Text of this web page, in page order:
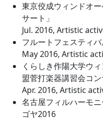
東京佼成ウィンドオ
サート」
Jul. 2016, Artistic
フルートフェスティ
May 2016, Artistic
くらしき作陽大学ウ
盟菅打楽器講習会コン
Apr. 2016, Artistic
名古屋フィルハーモ
ゴヤ2016